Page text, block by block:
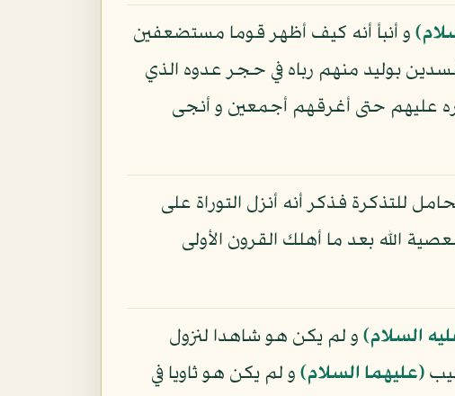
و أنبأ أنه كيف أظهر قوما مستضعفين
بوليد منهم رباه في حجر عدوه الذي
عليهم حتى أغرقهم أجمعين و أنجى
للتذكرة فذكر أنه أنزل التوراة على
الله بعد ما أهلك القرون الأولى
السلام) و لم يكن هو شاهدا لنزول
(عليهما السلام) و لم يكن هو ثاويا في